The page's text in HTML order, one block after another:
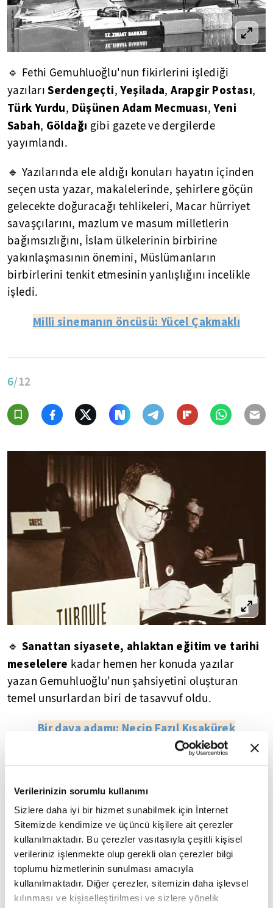
Verilerinizin sorumlu kullanımı
Sizlere daha iyi bir hizmet sunabilmek için İnternet
Sitemizde kendimize ve üçüncü kişilere ait çerezler
kullanılmaktadır. Bu çerezler vasıtasıyla çeşitli kişisel
verileriniz işlenmekte olup gerekli olan çerezler bilgi
toplumu hizmetlerinin sunulması amacıyla
kullanılmaktadır. Diğer çerezler, sitemizin daha işlevsel
kılınması ve kişiselleştirilmesi ve sizlere yönelik
🔹 Fethi Gemuhluoğlu'nun fikirlerini işlediği
yazılarıSerdengeçti,Yeşilada,Arapgir Postası,
Türk Yurdu, Düşünen Adam Mecmuası,Yeni
Sabah, Göldağı gibi gazete ve dergilerde
yayımlandı.
🔹 Yazılarında ele aldığı konuları hayatın içinden
seçen usta yazar, makalelerinde, şehirlere göçün
gelecekte doğuracağı tehlikeleri, Macar hürriyet
savaşçılarını, mazlum ve masum milletlerin
bağımsızlığını, İslam ülkelerinin birbirine
yakınlaşmasının önemini, Müslümanların
birbirlerini tenkit etmesinin yanlışlığını incelikle
işledi.
Milli sinemanın öncüsü: Yücel Çakmaklı
6/12
🔹 Sanattan siyasete, ahlaktan eğitim ve tarihi
meselelere kadar hemen her konuda yazılar
yazan Gemuhluoğlu'nun şahsiyetini oluşturan
temel unsurlardan biri de tasavvuf oldu.
Bir dava adamı: Necip Fazıl Kısakürek
/12